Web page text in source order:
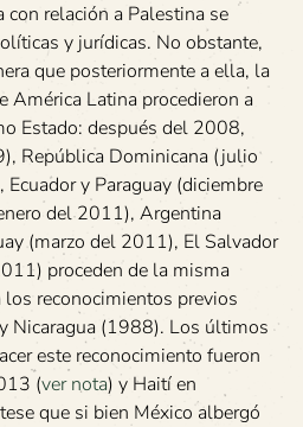
con relación a Palestina se
y jurídicas. No obstante,
que posteriormente a ella, la
América Latina procedieron a
Estado: después del 2008,
República Dominicana (julio
y Paraguay (diciembre
del 2011), Argentina
(marzo del 2011), El Salvador
proceden de la misma
reconocimientos previos
Nicaragua (1988). Los últimos
este reconocimiento fueron
(ver nota) y Haití en
que si bien México albergó